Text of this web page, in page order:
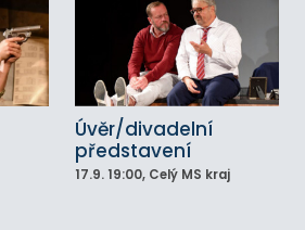
Úvěr/divadelní
představení
17.9. 19:00, Celý MS kraj